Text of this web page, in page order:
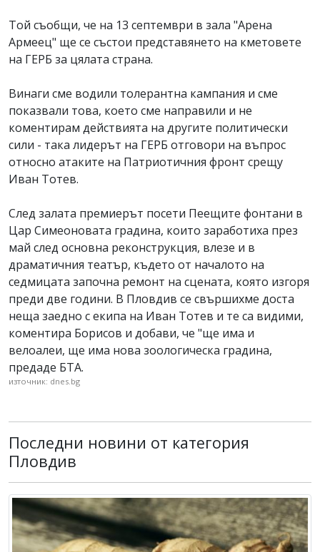
Той съобщи, че на 13 септември в зала "Арена
Армеец" ще се състои представянето на кметовете
на ГЕРБ за цялата страна.
Винаги сме водили толерантна кампания и сме
показвали това, което сме направили и не
коментирам действията на другите политически
сили - така лидерът на ГЕРБ отговори на въпрос
относно атаките на Патриотичния фронт срещу
Иван Тотев.
След залата премиерът посети Пеещите фонтани в
Цар Симеоновата градина, които заработиха през
май след основна реконструкция, влезе и в
драматичния театър, където от началото на
седмицата започна ремонт на сцената, която изгоря
преди две години. В Пловдив се свършихме доста
неща заедно с екипа на Иван Тотев и те са видими,
коментира Борисов и добави, че "ще има и
велоалеи, ще има нова зоологическа градина,
предаде БТА.
източник: dnes.bg
Последни новини от категория
Пловдив